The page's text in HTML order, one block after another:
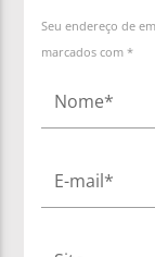
Seu endereço de
marcados com *